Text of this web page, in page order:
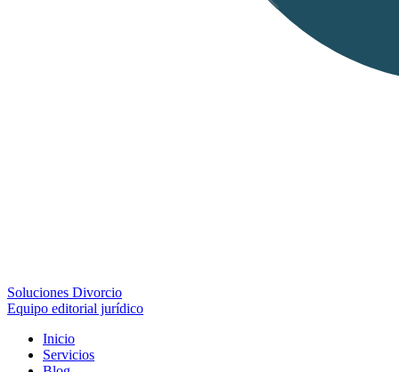
Soluciones Divorcio
Equipo editorial jurídico
Inicio
Servicios